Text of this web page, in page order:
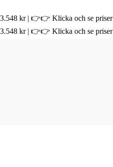
kr | 👉👉 Klicka och se priser
kr | 👉👉 Klicka och se priser